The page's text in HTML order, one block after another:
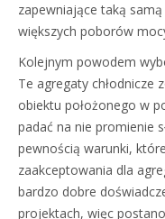
zapewniające taką
większych poborów
Kolejnym powodem
Te agregaty chłodnicze
obiektu położonego w
padać na nie promienie
pewnością warunki,
zaakceptowania dla
bardzo dobre
projektach, więc